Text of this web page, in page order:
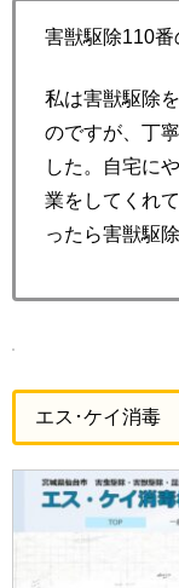
害獣駆除110番
私は害獣駆除
のですが、丁
した。自宅に
業をしてくれ
ったら害獣駆
エス･ケイ消毒